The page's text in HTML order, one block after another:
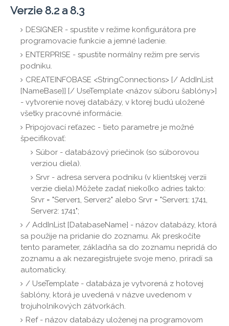
Verzie 8.2 a 8.3
DESIGNER - spustite v režime konfigurátora pre
programovacie funkcie a jemné ladenie.
ENTERPRISE - spustite normálny režim pre servis
podniku.
CREATEINFOBASE <StringConnections> [/ AddInList
[NameBase]] [/ UseTemplate <názov súboru šablóny>]
- vytvorenie novej databázy, v ktorej budú uložené
všetky pracovné informácie.
Pripojovací reťazec - tieto parametre je možné
špecifikovať:
Súbor - databázový priečinok (so súborovou
verziou diela).
Srvr - adresa servera podniku (v klientskej verzii
verzie diela).Môžete zadať niekoľko adries takto:
Srvr = "Server1, Server2" alebo Srvr = "Server1: 1741,
Server2: 1741";
/ AddInList [DatabaseName] - názov databázy, ktorá
sa použije na pridanie do zoznamu. Ak preskočíte
tento parameter, základňa sa do zoznamu nepridá do
zoznamu a ak nezaregistrujete svoje meno, priradí sa
automaticky.
/ UseTemplate - databáza je vytvorená z hotovej
šablóny, ktorá je uvedená v názve uvedenom v
trojuholníkových zátvorkách.
Ref - názov databázy uloženej na programovom